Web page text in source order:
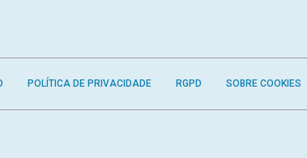
POLÍTICA DE PRIVACIDADE RGPD SOBRE COOKIES